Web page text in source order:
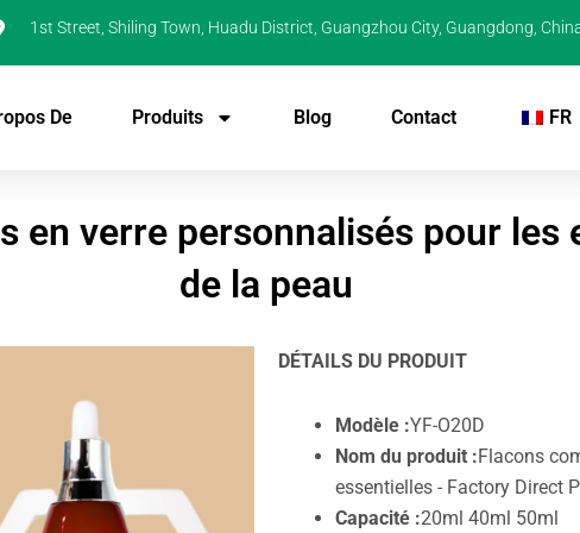
1st Street, Shiling Town, Huadu District, Guangzhou City, Guangdong,
De Produits Blog Contact FR
en verre personnalisés pour les
de la peau
DÉTAILS DU PRODUIT
Modèle :YF-O20D
Nom du produit :Flacons
essentielles - Factory Direct
Capacité :20ml 40ml 50ml